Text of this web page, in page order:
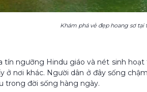
Khám phá vẻ đẹp hoang sơ tại
tín ngưỡng Hindu giáo và nét sinh
ở nơi khác. Người dân ở đây sống
trong đời sống hàng ngày.